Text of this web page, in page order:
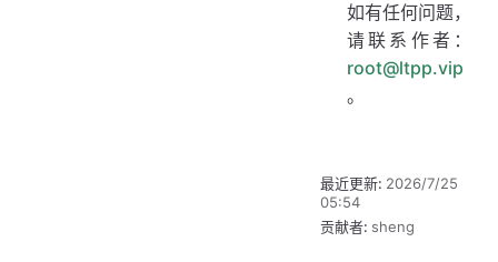
如有任何问题，
请联系作者：
root@ltpp.vip
。
最近更新: 2026/7/25
05:54
贡献者: sheng